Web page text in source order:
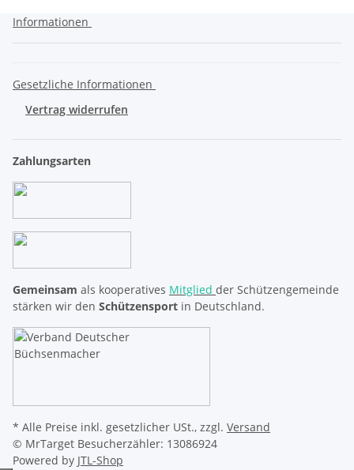
Informationen
Gesetzliche Informationen
Vertrag widerrufen
Zahlungsarten
Gemeinsam als kooperatives Mitglied der Schützengemeinde
stärken wir den Schützensport in Deutschland.
* Alle Preise inkl. gesetzlicher USt., zzgl. Versand
© MrTarget Besucherzähler: 13086924
Powered by JTL-Shop